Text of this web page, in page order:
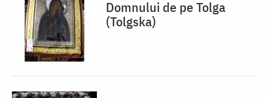
Domnului de pe Tolga
(Tolgska)